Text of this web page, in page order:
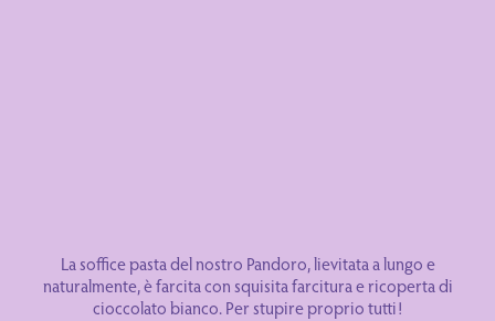
La soffice pasta del nostro Pandoro, lievitata a lungo e
naturalmente, è farcita con squisita farcitura e ricoperta di
cioccolato bianco. Per stupire proprio tutti!